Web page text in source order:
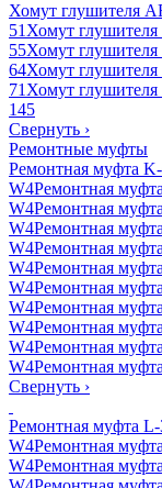
Хомут глушителя
51 Хомут
55Хомут
64Хомут
71 Хомут
145
Свернуть ›
Ремонтные муфты
Ремонтная муфта
W4Ремонтная
W4Ремонтная
W4Ремонтная
W4Ремонтная
W4Ремонтная
W4Ремонтная
W4Ремонтная
W4Ремонтная
W4Ремонтная
W4Ремонтная
Свернуть ›
Ремонтная муфта
W4Ремонтная
W4Ремонтная